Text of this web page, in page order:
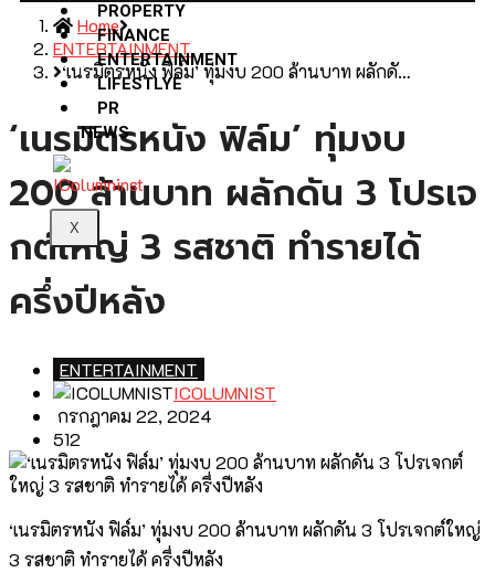
PROPERTY
FINANCE
ENTERTAINMENT
LIFESTLYE
PR
NEWS
X
Home
ENTERTAINMENT
‘เนรมิตรหนัง ฟิล์ม’ ทุ่มงบ 200 ล้านบาท ผลักดั…
‘เนรมิตรหนัง ฟิล์ม’ ทุ่มงบ
200 ล้านบาท ผลักดัน 3 โปรเจ
กต์ใหญ่ 3 รสชาติ ทำรายได้
ครึ่งปีหลัง
ENTERTAINMENT
ICOLUMNIST
กรกฎาคม 22, 2024
512
‘เนรมิตรหนัง ฟิล์ม’ ทุ่มงบ 200 ล้านบาท ผลักดัน 3 โปรเจกต์ใหญ่
3 รสชาติ ทำรายได้ ครึ่งปีหลัง